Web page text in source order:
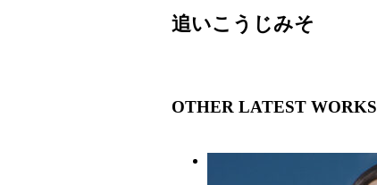
追いこうじみそ
OTHER LATEST WORKS